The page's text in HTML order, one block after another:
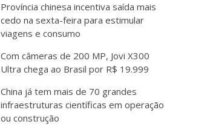
Província chinesa incentiva saída mais
cedo na sexta-feira para estimular
viagens e consumo
Com câmeras de 200 MP, Jovi X300
Ultra chega ao Brasil por R$ 19.999
China já tem mais de 70 grandes
infraestruturas científicas em operação
ou construção